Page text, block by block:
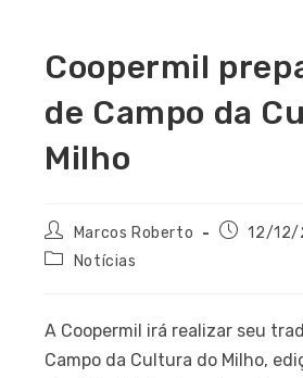
Coopermil
de Campo da
Milho
Marcos Roberto
12/12/
Notícias
A Coopermil irá realizar seu
Campo da Cultura do Milho,